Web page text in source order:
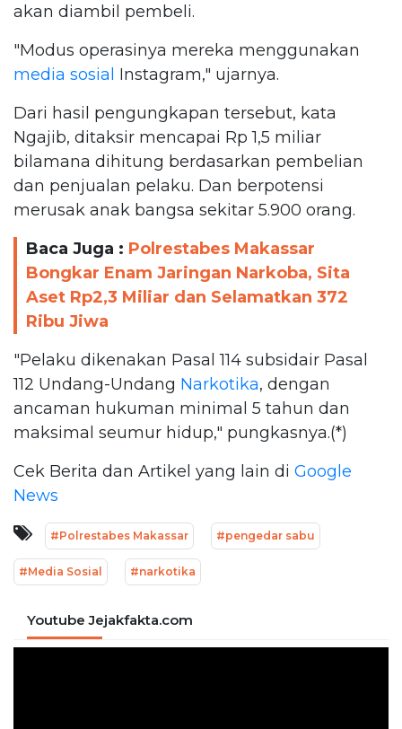
akan diambil pembeli.
"Modus operasinya mereka menggunakan
media sosial Instagram," ujarnya.
Dari hasil pengungkapan tersebut, kata
Ngajib, ditaksir mencapai Rp 1,5 miliar
bilamana dihitung berdasarkan pembelian
dan penjualan pelaku. Dan berpotensi
merusak anak bangsa sekitar 5.900 orang.
Baca Juga : Polrestabes Makassar
Bongkar Enam Jaringan Narkoba, Sita
Aset Rp2,3 Miliar dan Selamatkan 372
Ribu Jiwa
"Pelaku dikenakan Pasal 114 subsidair Pasal
112 Undang-Undang Narkotika, dengan
ancaman hukuman minimal 5 tahun dan
maksimal seumur hidup," pungkasnya.(*)
Cek Berita dan Artikel yang lain di Google
News
#Polrestabes Makassar #pengedar sabu
#Media Sosial #narkotika
Youtube Jejakfakta.com